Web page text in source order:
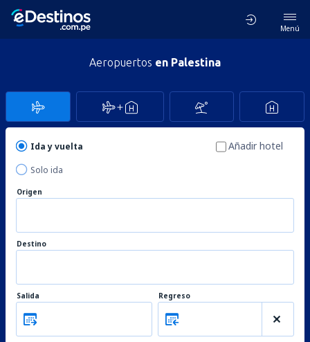
Menú
Aeropuertos en Palestina
Ida y vuelta
Solo ida
Añadir hotel
Origen
Destino
Salida Regreso